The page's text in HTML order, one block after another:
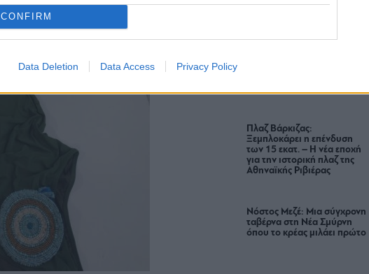
CONFIRM
Data Deletion Data Access Privacy Policy
Πλαζ Βάρκιζας:
Ξεμπλοκάρει η επένδυση
των 15 εκατ. – Η νέα εποχή
για την ιστορική πλαζ της
Αθηναϊκής Ριβιέρας
Νόστος Μεζέ: Μια σύγχρονη
ταβέρνα στη Νέα Σμύρνη
όπου το κρέας μιλάει πρώτο